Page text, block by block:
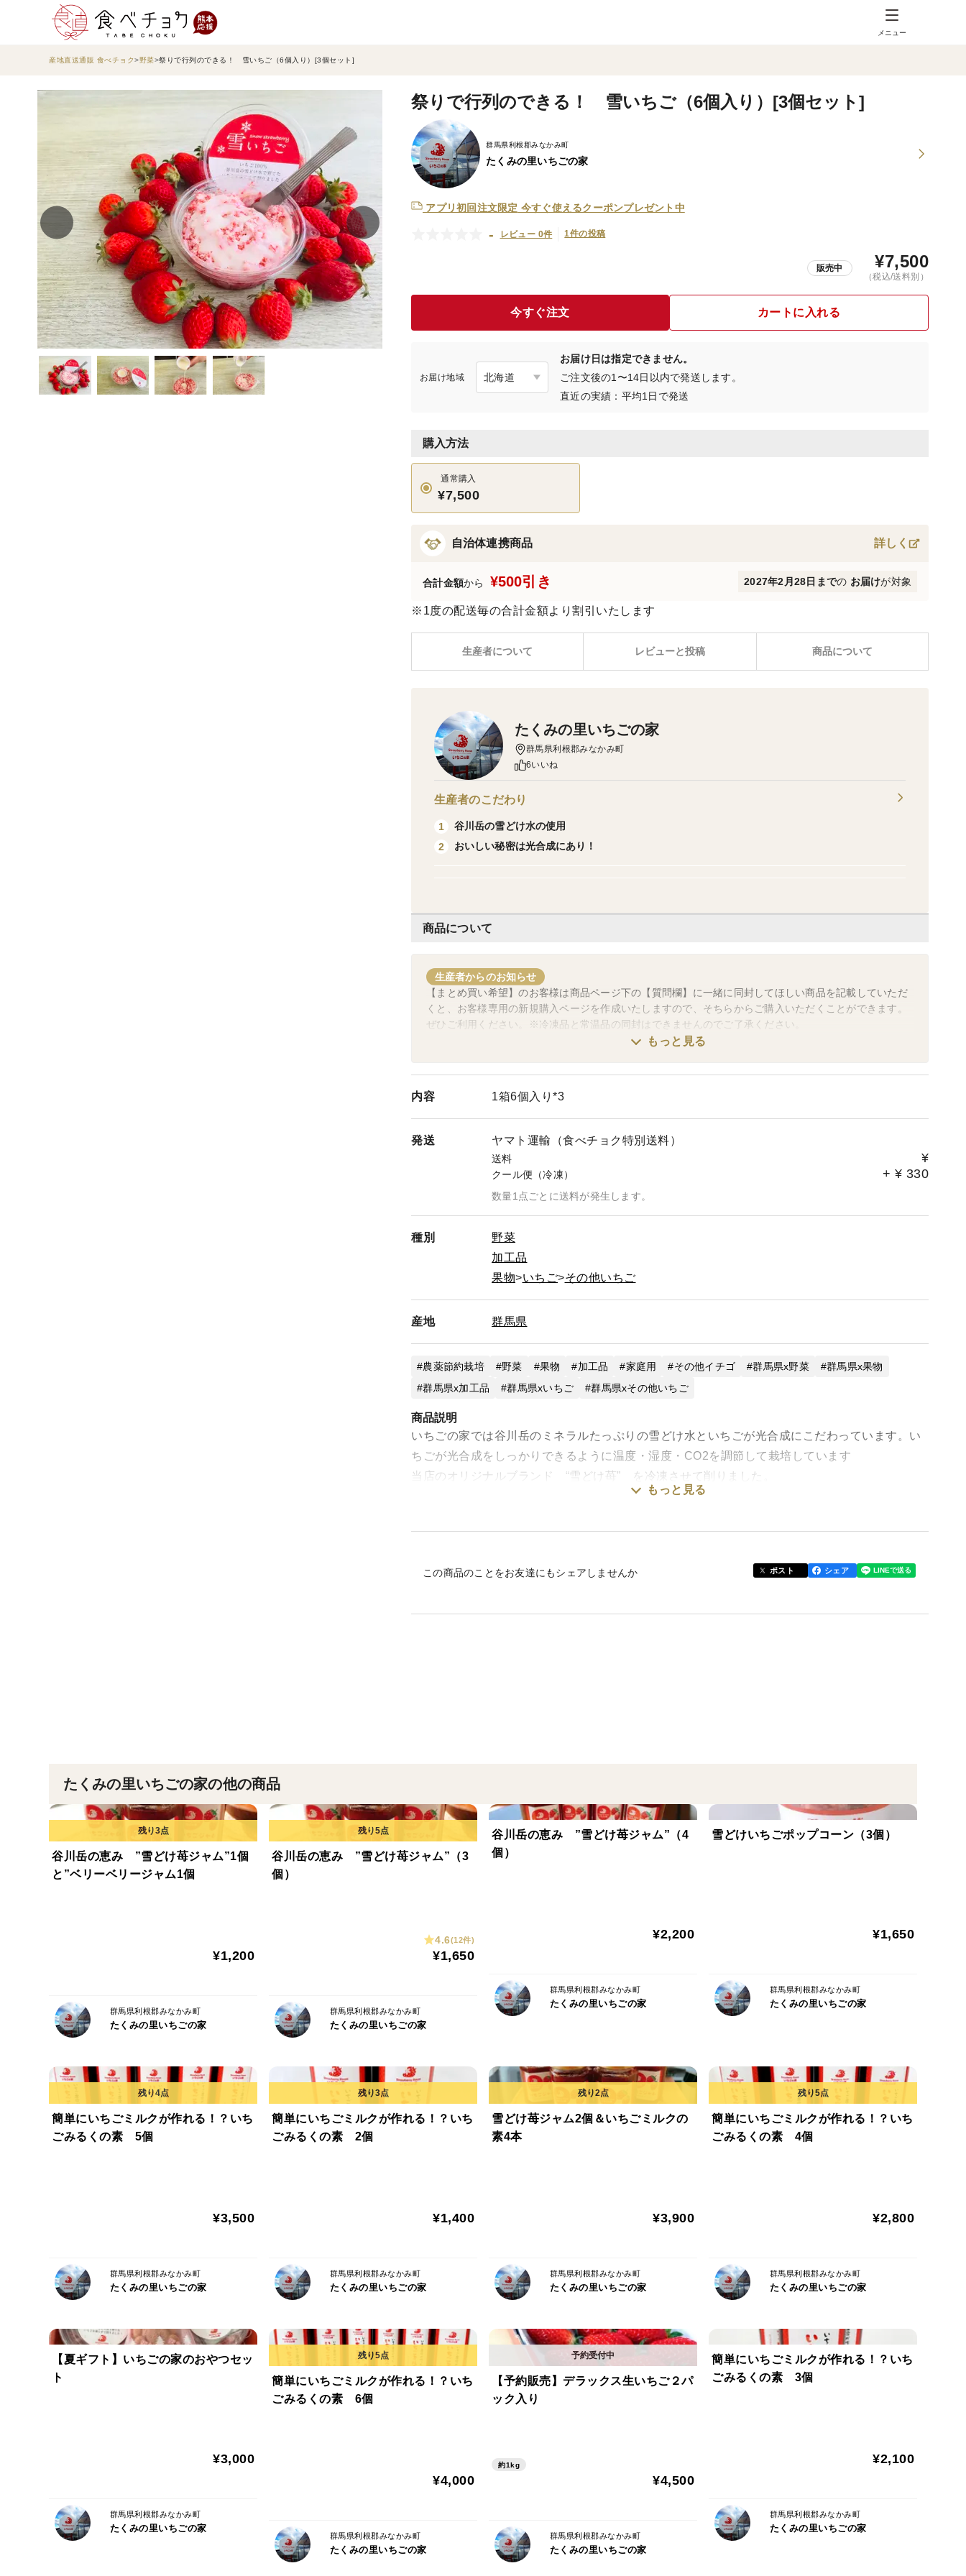
メニュー
産地直送通販 食べチョク 野菜 祭りで行列のできる！ 雪いちご（6個入り）[3個セット]
祭りで行列のできる！ 雪いちご（6個入り）[3個セット]
群馬県利根郡みなかみ町
たくみの里いちごの家
アプリ初回注文限定 今すぐ使えるクーポンプレゼント中
- レビュー 0件 1件の投稿
販売中 ¥7,500
（税込/送料別）
今すぐ注文 カートに入れる
お届け地域
お届け日は指定できません。
ご注文後の1〜14日以内で発送します。
直近の実績：平均1日で発送
購入方法
通常購入
¥7,500
自治体連携商品 詳しく
合計金額から ¥500引き 2027年2月28日までの お届けが対象
※1度の配送毎の合計金額より割引いたします
レビューと投稿 商品について
生産者について
商品について
生産者からのお知らせ
【まとめ買い希望】のお客様は商品ページ下の【質問欄】に一緒に同封してほしい商品を記載していただ
くと、お客様専用の新規購入ページを作成いたしますので、そちらからご購入いただくことができます。
ぜひご利用ください。※冷凍品と常温品の同封はできませんのでご了承ください。
もっと見る
内容 1箱6個入り*3
発送 ヤマト運輸（食べチョク特別送料）
送料 ¥
クール便（冷凍） + ¥ 330
数量1点ごとに送料が発生します。
種別
野菜
加工品
果物
いちご その他いちご
産地 群馬県
農薬節約栽培 野菜 果物 加工品 家庭用 その他イチゴ 群馬県x野菜
群馬県x果物
群馬県x加工品
群馬県xいちご 群馬県xその他いちご
商品説明
いちごの家では谷川岳のミネラルたっぷりの雪どけ水といちごが光合成にこだわっています。い
ちごが光合成をしっかりできるように温度・湿度・CO2を調節して栽培しています
当店のオリジナルブランド “雪どけ苺” を冷凍させて削りました。
イチゴ１００％のかき氷です。練乳付き。中に入ってます。
もっと見る
この商品のことをお友達にもシェアしませんか ポスト シェア
たくみの里いちごの家
群馬県利根郡みなかみ町
6いいね
生産者のこだわり
1
谷川岳の雪どけ水の使用
2
おいしい秘密は光合成にあり！
たくみの里いちごの家の他の商品
谷川岳の恵み ”雪どけ苺ジャム”1個
と”ベリーベリージャム1個
¥1,200
群馬県利根郡みなかみ町
たくみの里いちごの家
谷川岳の恵み ”雪どけ苺ジャム”（3
個）
4.6(12件)
¥1,650
群馬県利根郡みなかみ町
たくみの里いちごの家
谷川岳の恵み ”雪どけ苺ジャム”（4
個）
¥2,200
群馬県利根郡みなかみ町
たくみの里いちごの家
雪どけいちごポップコーン（3個）
¥1,650
群馬県利根郡みなかみ町
たくみの里いちごの家
簡単にいちごミルクが作れる！？いち
ごみるくの素 5個
¥3,500
群馬県利根郡みなかみ町
たくみの里いちごの家
簡単にいちごミルクが作れる！？いち
ごみるくの素 2個
¥1,400
群馬県利根郡みなかみ町
たくみの里いちごの家
雪どけ苺ジャム2個＆いちごミルクの
素4本
¥3,900
群馬県利根郡みなかみ町
たくみの里いちごの家
簡単にいちごミルクが作れる！？いち
ごみるくの素 4個
¥2,800
群馬県利根郡みなかみ町
たくみの里いちごの家
【夏ギフト】いちごの家のおやつセッ
ト
¥3,000
群馬県利根郡みなかみ町
たくみの里いちごの家
簡単にいちごミルクが作れる！？いち
ごみるくの素 6個
¥4,000
群馬県利根郡みなかみ町
たくみの里いちごの家
【予約販売】デラックス生いちご２パ
ック入り
約1kg
¥4,500
群馬県利根郡みなかみ町
たくみの里いちごの家
簡単にいちごミルクが作れる！？いち
ごみるくの素 3個
¥2,100
群馬県利根郡みなかみ町
たくみの里いちごの家